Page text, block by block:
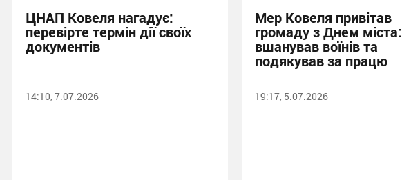
ЦНАП Ковеля нагадує:
перевірте термін дії своїх
документів
14:10, 7.07.2026
Мер Ковеля привітав
громаду з Днем міста:
вшанував воїнів та
подякував за працю
19:17, 5.07.2026